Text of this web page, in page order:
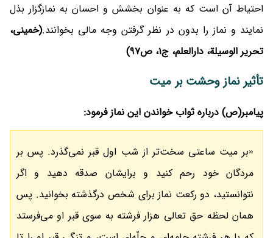
احتیاط آن است که به عنوان بخشش و احسان به نمازگزار بذل
نمایند و نماز را بدون در نظر گرفتن وجه مالی بخوانند.(خمینی،
تحریر الوسیلة، دارالعلم، ج1، ص97)
تأثیر نماز وحشت بر میت
پیامبر(ص) درباره ثواب خواندن این نماز فرمود:
«بر میت ساعتی سخت‌تر از شب اول قبر نمی‌گذرد. پس بر
مردگان خود رحم کنید و برایشان صدقه دهید و اگر
نتوانستید، دو رکعت نماز برای شخص درگذشته بخوانید. پس
همان لحظه حق تعالی هزار فرشته به سوی قبر او می‌فرستد